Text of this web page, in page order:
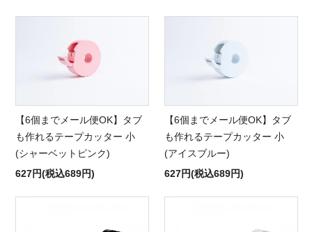
【6個までメール便OK】タブ
も作れるテープカッター 小
(シャーベットピンク)
627円(税込689円)
【6個までメール便OK】タブ
も作れるテープカッター 小
(アイスブルー)
627円(税込689円)